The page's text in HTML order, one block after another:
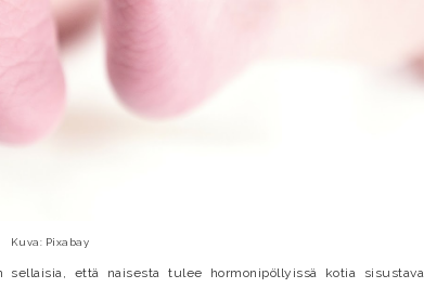
Kuva: Pixabay
että naisesta tulee hormonipöllyissä kotia sisustava